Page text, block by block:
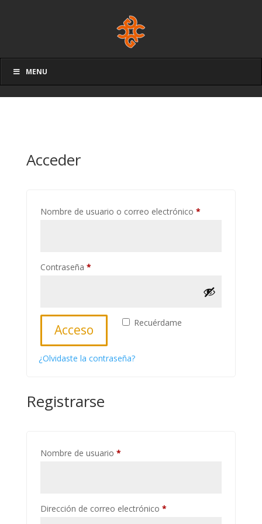
MENU
Acceder
Nombre de usuario o correo electrónico *Obligatorio
Contraseña *Obligatorio
Recuérdame
Acceso
¿Olvidaste la contraseña?
Registrarse
Nombre de usuario *Obligatorio
Dirección de correo electrónico *Obligatorio